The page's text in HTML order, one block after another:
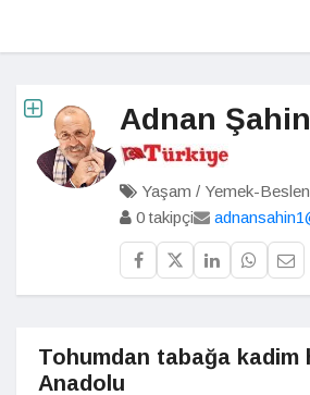
Adnan Şahin
Yaşam / Yemek-
0 takipçi
Tohumdan tabağa kadim
Anadolu